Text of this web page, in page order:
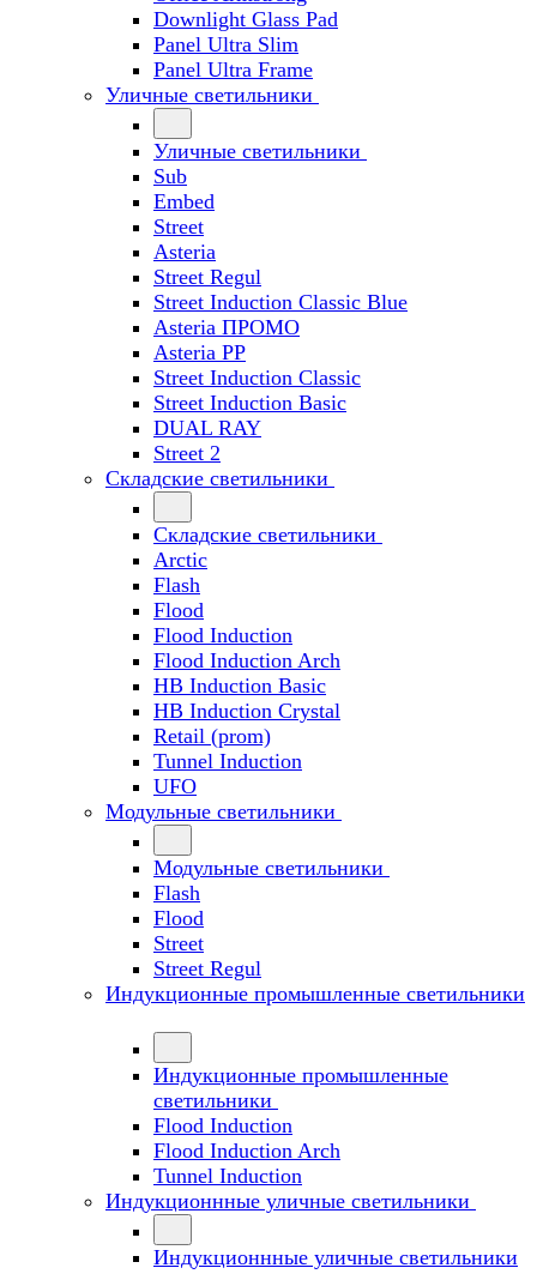
Downlight Glass Pad
Panel Ultra Slim
Panel Ultra Frame
Уличные светильники
Уличные светильники
Sub
Embed
Street
Asteria
Street Regul
Street Induction Classic Blue
Asteria ПРОМО
Asteria PP
Street Induction Classic
Street Induction Basic
DUAL RAY
Street 2
Складские светильники
Складские светильники
Arctic
Flash
Flood
Flood Induction
Flood Induction Arch
HB Induction Basic
HB Induction Crystal
Retail (prom)
Tunnel Induction
UFO
Модульные светильники
Модульные светильники
Flash
Flood
Street
Street Regul
Индукционные промышленные светильники
Индукционные промышленные
светильники
Flood Induction
Flood Induction Arch
Tunnel Induction
Индукционнные уличные светильники
Индукционнные уличные светильники